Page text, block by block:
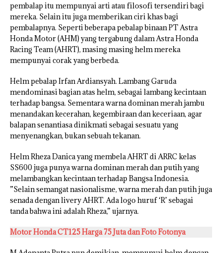
pembalap itu mempunyai arti atau filosofi tersendiri bagi
mereka. Selain itu juga memberikan ciri khas bagi
pembalapnya. Seperti beberapa pebalap binaan PT Astra
Honda Motor (AHM) yang tergabung dalam Astra Honda
Racing Team (AHRT), masing masing helm mereka
mempunyai corak yang berbeda.
Helm pebalap Irfan Ardiansyah. Lambang Garuda
mendominasi bagian atas helm, sebagai lambang kecintaan
terhadap bangsa. Sementara warna dominan merah jambu
menandakan kecerahan, kegembiraan dan keceriaan, agar
balapan senantiasa dinikmati sebagai sesuatu yang
menyenangkan, bukan sebuah tekanan.
Helm Rheza Danica yang membela AHRT di ARRC kelas
SS600 juga punya warna dominan merah dan putih yang
melambangkan kecintaan terhadap Bangsa Indonesia.
”Selain semangat nasionalisme, warna merah dan putih juga
senada dengan livery AHRT. Ada logo huruf ‘R’ sebagai
tanda bahwa ini adalah Rheza,” ujarnya.
Motor Honda CT125 Harga 75 Juta dan Foto Fotonya